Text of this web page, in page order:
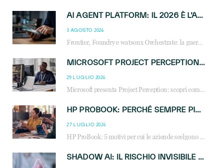
AI AGENT PLATFORM: IL 2026 È L’ANNO DEL «SISTEMA OPERATIVO» PER GLI AGENTI AZIENDALI
3 AGOSTO 2026
Frontier, Foundry e watsonx Orchestrate: la guerra delle piattaforme AI agent ridisegna il mercato IT. Cosa cambia per reseller, MSP e system integrator.
MICROSOFT PROJECT PERCEPTION: COME GLI AGENTI AI CAMBIERANNO SOC, CYBERSECURITY E SERVIZI MSP
29 LUGLIO 2026
Microsoft presenta Project Perception: scopri come gli agenti AI possono trasformare cybersecurity, SOC e servizi gestiti degli MSP.
HP PROBOOK: PERCHÉ SEMPRE PIÙ AZIENDE SCELGONO NOTEBOOK PROGETTATI PER IL LAVORO MODERNO
27 LUGLIO 2026
HP ProBook: 5 motivi per cui le aziende scelgono i notebook business HP per migliorare produttività, sicurezza e gestione dell’AI.
SHADOW AI: IL RISCHIO INVISIBILE CHE LE AZIENDE POSSONO GOVERNARE